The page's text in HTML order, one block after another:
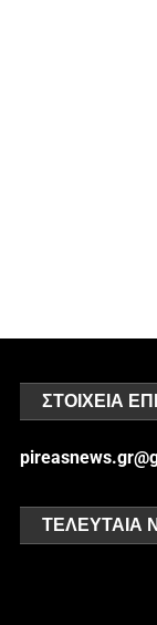
ΣΤΟΙΧΕΊΑ
ΤΕΛΕΥΤΑΊΑ